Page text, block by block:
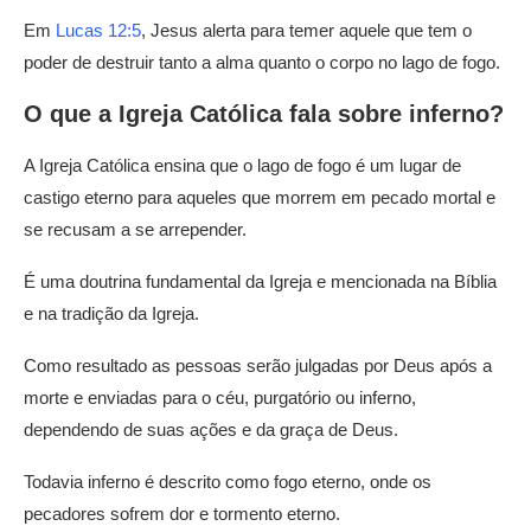
Em Lucas 12:5, Jesus alerta para temer aquele que tem o
poder de destruir tanto a alma quanto o corpo no lago de fogo.
O que a Igreja Católica fala sobre inferno?
A Igreja Católica ensina que o lago de fogo é um lugar de
castigo eterno para aqueles que morrem em pecado mortal e
se recusam a se arrepender.
É uma doutrina fundamental da Igreja e mencionada na Bíblia
e na tradição da Igreja.
Como resultado as pessoas serão julgadas por Deus após a
morte e enviadas para o céu, purgatório ou inferno,
dependendo de suas ações e da graça de Deus.
Todavia inferno é descrito como fogo eterno, onde os
pecadores sofrem dor e tormento eterno.